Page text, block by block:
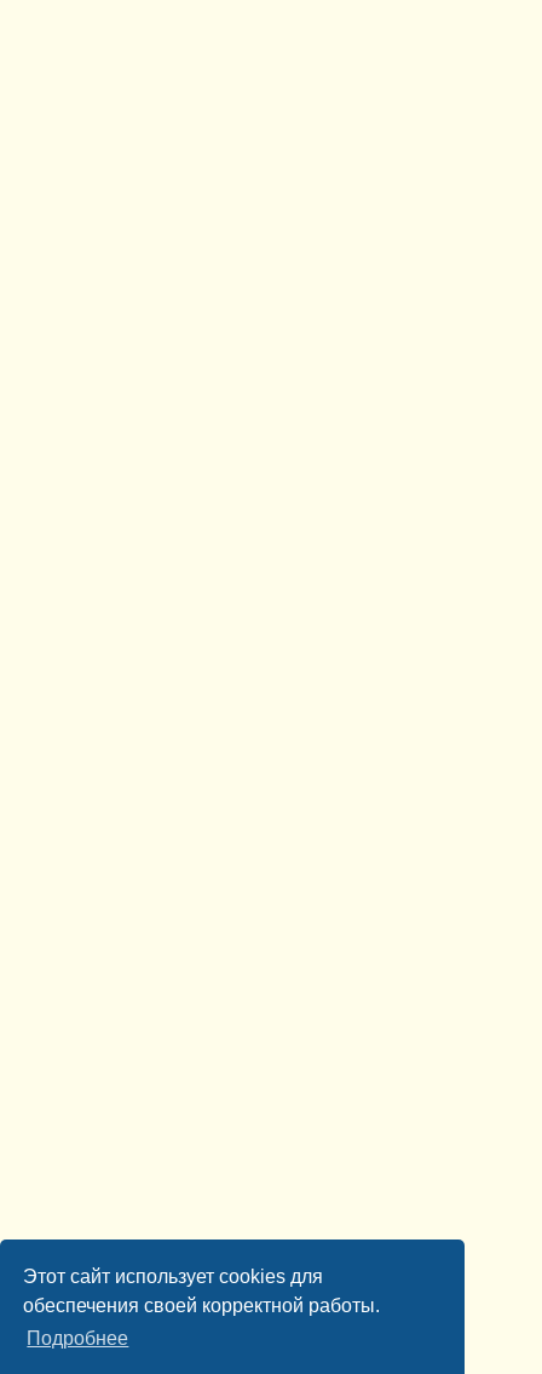
Этот сайт использует cookies для
обеспечения своей корректной работы.
Подробнее